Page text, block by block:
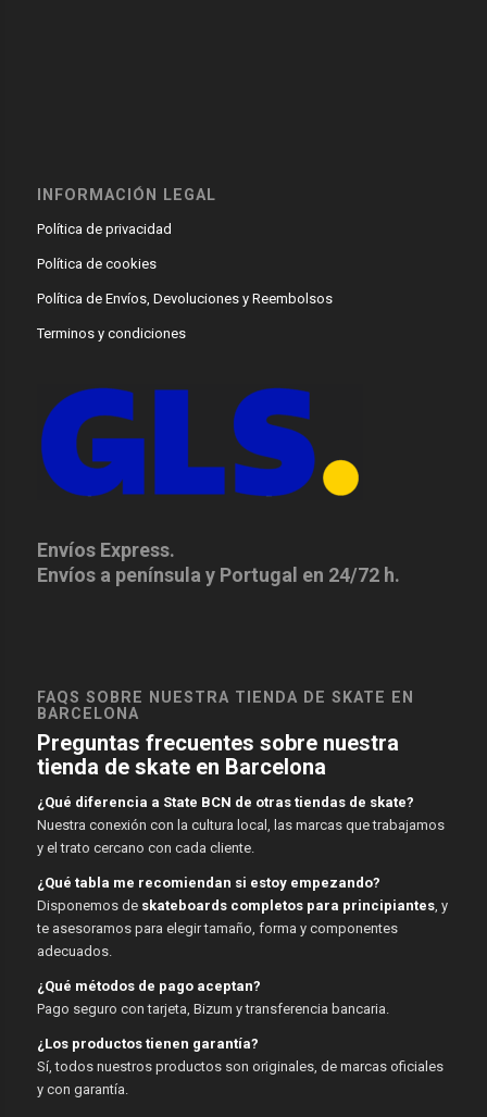
INFORMACIÓN LEGAL
Política de privacidad
Política de cookies
Política de Envíos, Devoluciones y Reembolsos
Terminos y condiciones
Envíos Express.
Envíos a península y Portugal en 24/72 h.
FAQS SOBRE NUESTRA TIENDA DE SKATE EN
BARCELONA
Preguntas frecuentes sobre nuestra
tienda de skate en Barcelona
¿Qué diferencia a State BCN de otras tiendas de skate?
Nuestra conexión con la cultura local, las marcas que trabajamos
y el trato cercano con cada cliente.
¿Qué tabla me recomiendan si estoy empezando?
Disponemos de skateboards completos para principiantes, y
te asesoramos para elegir tamaño, forma y componentes
adecuados.
¿Qué métodos de pago aceptan?
Pago seguro con tarjeta, Bizum y transferencia bancaria.
¿Los productos tienen garantía?
Sí, todos nuestros productos son originales, de marcas oficiales
y con garantía.